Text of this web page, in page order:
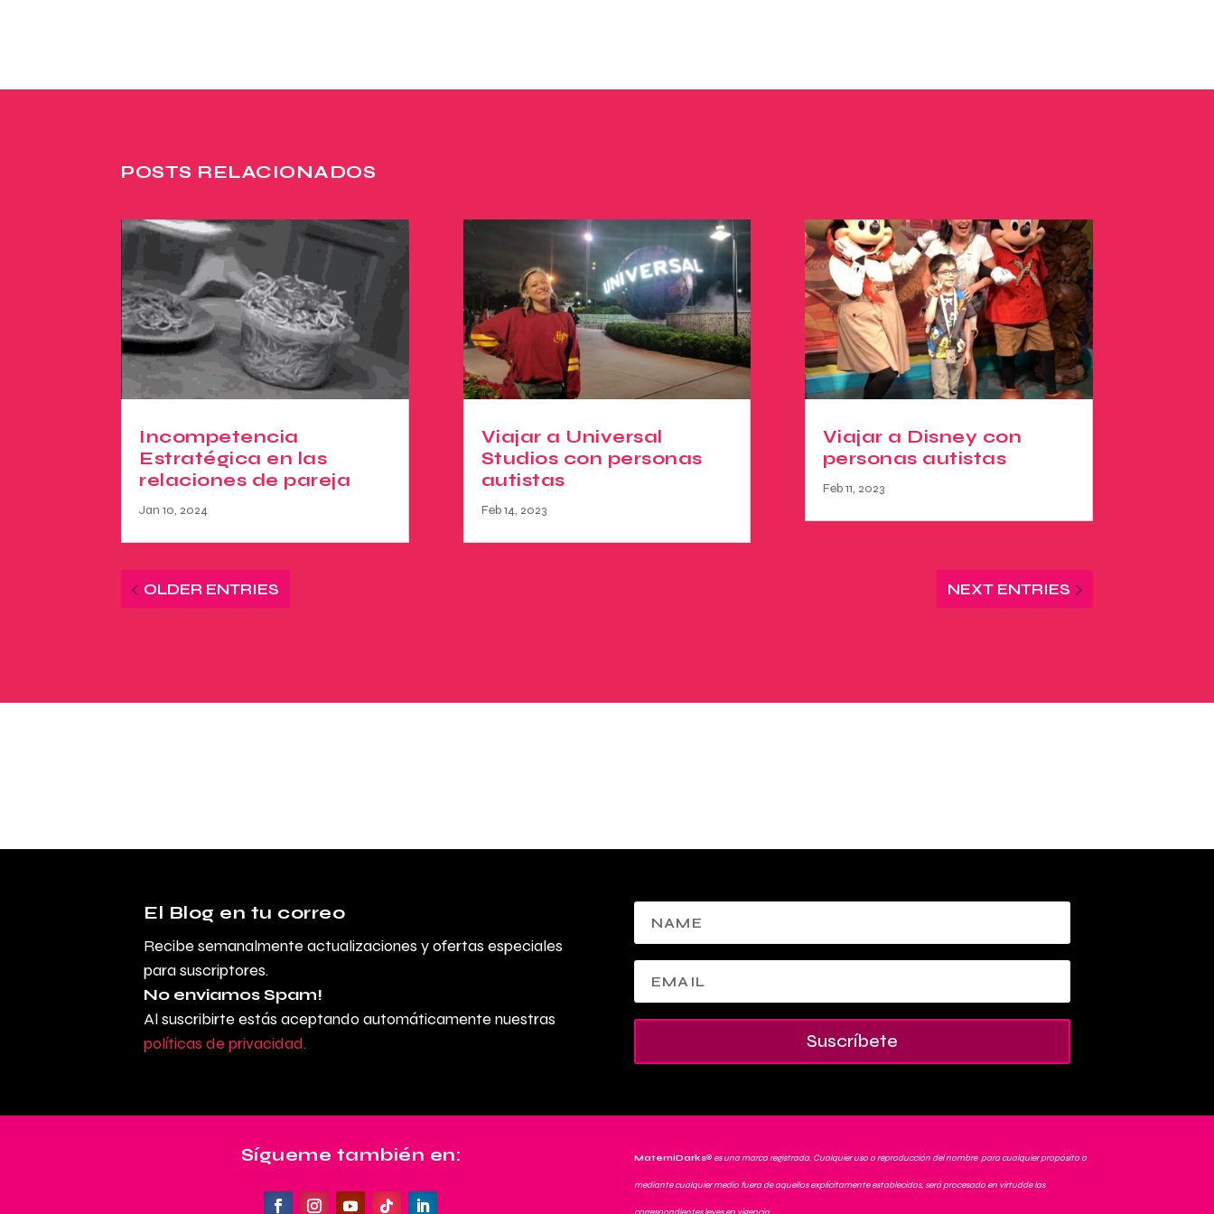
POSTS RELACIONADOS
Incompetencia
Estratégica en las
relaciones de pareja
Jan 10, 2024
Viajar a Universal
Studios con personas
autistas
Feb 14, 2023
Viajar a Disney con
personas autistas
Feb 11, 2023
OLDER ENTRIES NEXT ENTRIES
El Blog en tu correo
Recibe semanalmente actualizaciones y ofertas especiales
para suscriptores.
No enviamos Spam!
Al suscribirte estás aceptando automáticamente nuestras
políticas de privacidad.
Suscríbete
Sígueme también en: MaterniDarks®es una marca registrada. Cualquier uso o reproducción del nombre para cualquier propósito o
mediante cualquier medio fuera de aquellos explícitamente establecidos, será procesado en virtudde las